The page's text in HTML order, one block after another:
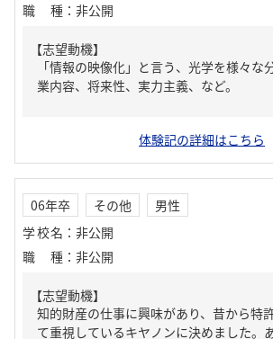
職種 ： 非公開
【志望動機】
「情報の映像化」と言う、光学を様々な
業内容、将来性、実力主義、など。
体験記の詳細はこちら
06年卒 その他
男性
学校名 ： 非公開
職種 ： 非公開
【志望動機】
知的財産の仕事に興味があり、昔から特
て重視しているキヤノンに決めました。